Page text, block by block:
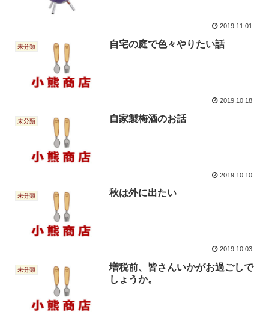
2019.11.01
未分類 自宅の庭で色々やりたい話
2019.10.18
未分類 自家製梅酒のお話
2019.10.10
未分類 秋は外に出たい
2019.10.03
未分類
増税前、皆さんいかがお過ごしで
しょうか。